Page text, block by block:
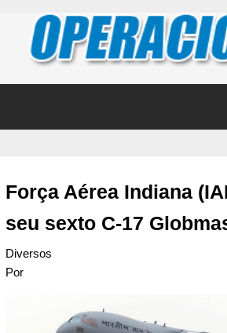
Força Aérea Indiana
seu sexto C-17
Diversos
Por